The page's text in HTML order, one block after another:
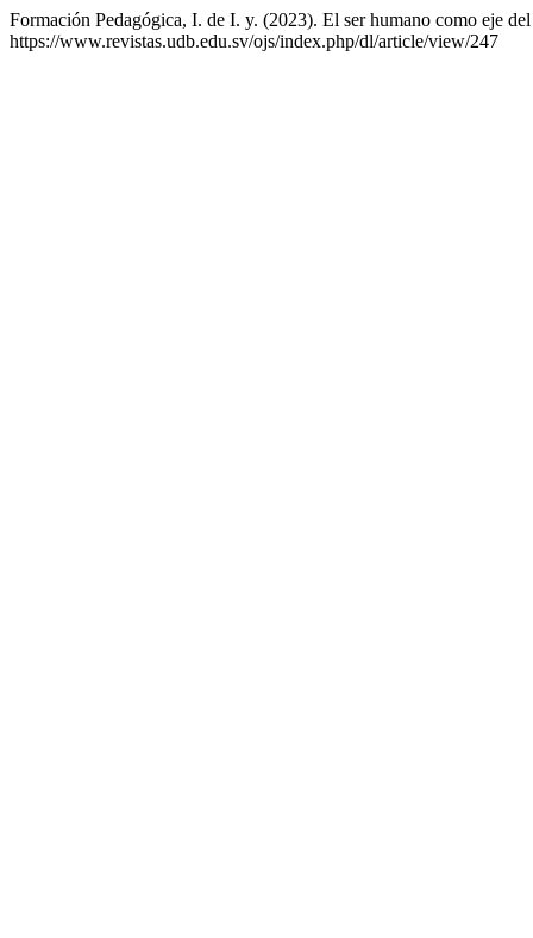
Formación Pedagógica, I. de I. y. (2023). El ser humano como eje
https://www.revistas.udb.edu.sv/ojs/index.php/dl/article/view/247